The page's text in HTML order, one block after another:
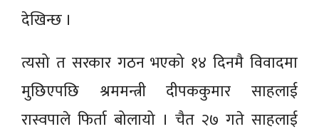
देखिन्छ ।
त्यसो त सरकार गठन भएको १४ दिनमै विवादमा
मुछिएपछि श्रममन्त्री दीपककुमार साहलाई
रास्वपाले फिर्ता बोलायो । चैत २७ गते साहलाई